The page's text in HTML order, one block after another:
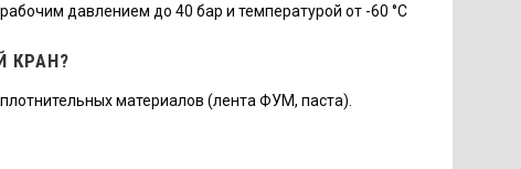
давлением до 40 бар и температурой от -60 °С
КРАН?
материалов (лента ФУМ, паста).